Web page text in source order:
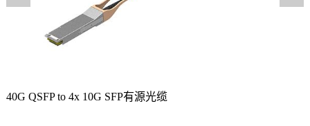
40G QSFP to 4x 10G SFP有源光缆